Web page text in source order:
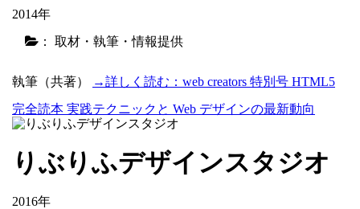
2014年
： 取材・執筆・情報提供
執筆（共著）
→詳しく読む：web creators 特別号 HTML5
完全読本 実践テクニックと Web デザインの最新動向
りぶりふデザインスタジオ
2016年